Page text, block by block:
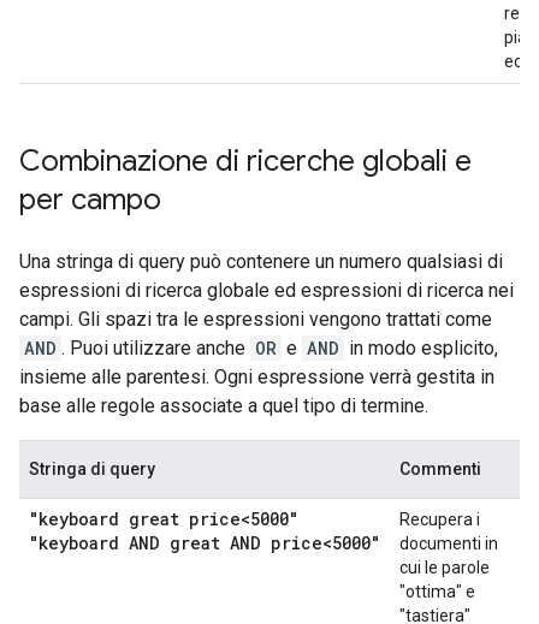
Combinazione di ricerche globali e
per campo
Una stringa di query può contenere un numero qualsiasi di
espressioni di ricerca globale ed espressioni di ricerca nei
campi. Gli spazi tra le espressioni vengono trattati come
AND . Puoi utilizzare anche OR e AND in modo esplicito,
insieme alle parentesi. Ogni espressione verrà gestita in
base alle regole associate a quel tipo di termine.
Stringa di query Commenti
"keyboard great price<5000"
"keyboard AND great AND price<5000"
Recupera i
documenti in
cui le parole
"ottima" e
"tastiera"